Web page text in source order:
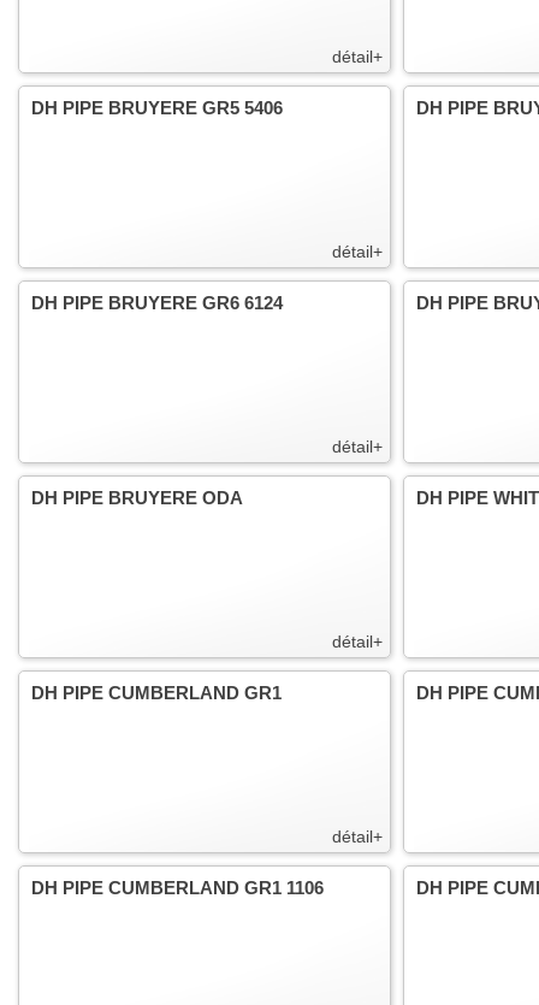
détail+
détail+
DH PIPE BRUYERE GR5 5406 DH PIPE
détail+
DH PIPE BRUYERE GR6 6124 DH PIPE
détail+
DH PIPE BRUYERE ODA DH PIPE
détail+
DH PIPE CUMBERLAND GR1 DH PIPE
DH PIPE CUMBERLAND GR1 1106 DH PIPE